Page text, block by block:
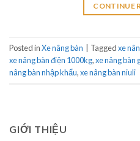
CONTINUE
Posted inXe nâng bàn Taggedxe
xe nâng bàn điện 1000kg,xe nâng bàn
nâng bàn nhập khẩu,xe nâng bàn niuli
GIỚI THIỆU